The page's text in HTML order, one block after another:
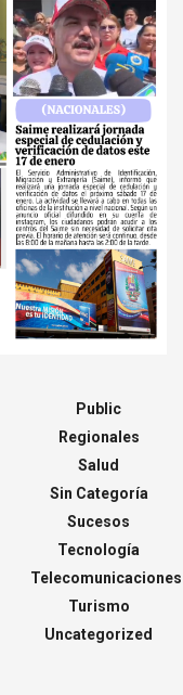
Public
Regionales
Salud
Sin Categoría
Sucesos
Tecnología
Telecomunicaciones
Turismo
Uncategorized